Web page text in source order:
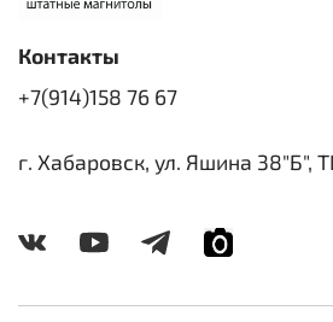
Контакты
+7(914)158 76 67
г. Хабаровск, ул. Яшина 38"Б",